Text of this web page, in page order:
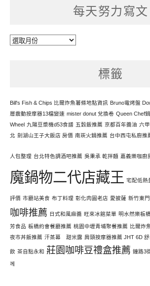
每天努力寫文
每
標籤
Bill's Fish & Chips 比爾炸魚薯條地點資訊 Bruno電烤盤
層震動按摩器13檔變速 mister donut 兌換卷 Queen Chef
Wheel 九陽豆漿機d53食譜 五穀飯推薦 京都百年醬油 六
北 劍湖山王子大飯店 房價 南崁火鍋推薦 台中西屯私廚推
人包整理 台北特色調酒吧推薦 吳秉承 乾拌麵 嘉義樂咖廚
魔鍋物二代店藏王 宅配低熱
評價 市廳站美食 布丁料理 彰化肉圓老店 愛披薩 新竹東
咖啡推薦 日式和風麻醬 旺來冰館菜單 明水然樂板
芳食品 板橋約會餐廳推薦 桃園中壢青埔聚餐推薦 比爾炸
夜市丼飯推薦 汗蒸幕 甜米露 肩頸按摩器推薦 JHT 6D
飲 茶自點永和 莊園咖啡豆禮盒推薦 鐘路3
께